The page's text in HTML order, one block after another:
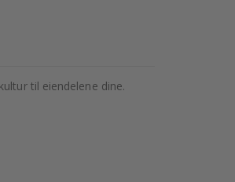
til eiendelene dine.